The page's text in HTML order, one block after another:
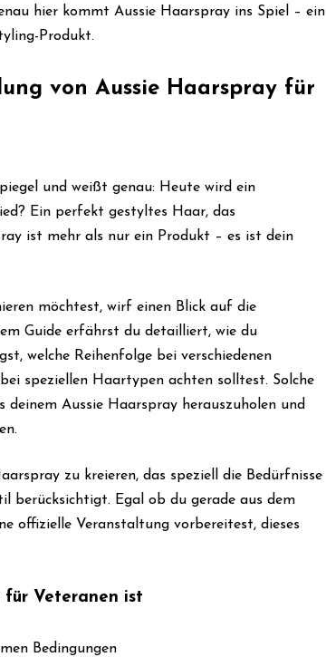
hier kommt Aussie Haarspray ins Spiel – ein
Produkt.
von Aussie Haarspray für
und weißt genau: Heute wird ein
Ein perfekt gestyltes Haar, das
ist mehr als nur ein Produkt – es ist dein
möchtest, wirf einen Blick auf die
Guide erfährst du detailliert, wie du
welche Reihenfolge bei verschiedenen
speziellen Haartypen achten solltest. Solche
Aussie Haarspray herauszuholen und
zu kreieren, das speziell die Bedürfnisse
berücksichtigt. Egal ob du gerade aus dem
offizielle Veranstaltung vorbereitest, dieses
für Veteranen ist
Bedingungen